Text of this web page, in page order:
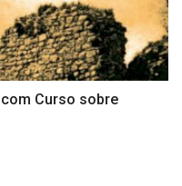
Curso sobre